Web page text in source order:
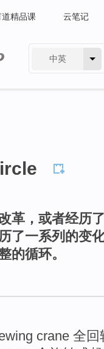
道精品课 云笔记
中英
革，或者经历
了一系列的变
的循环。
crane 全